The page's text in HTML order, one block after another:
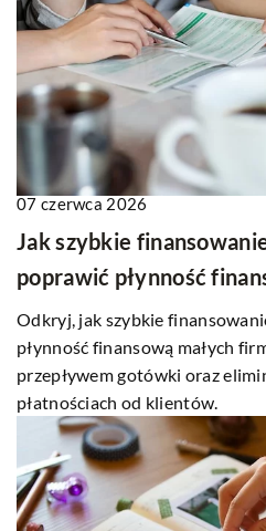
07 czerwca 2026
Jak szybkie
poprawić płynność
Odkryj, jak szybkie
płynność finansową małych
przepływem gotówki oraz
płatnościach od klientów.